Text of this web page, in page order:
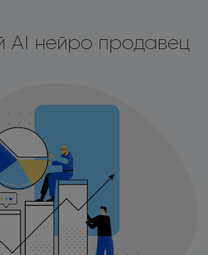
AI нейро продавец